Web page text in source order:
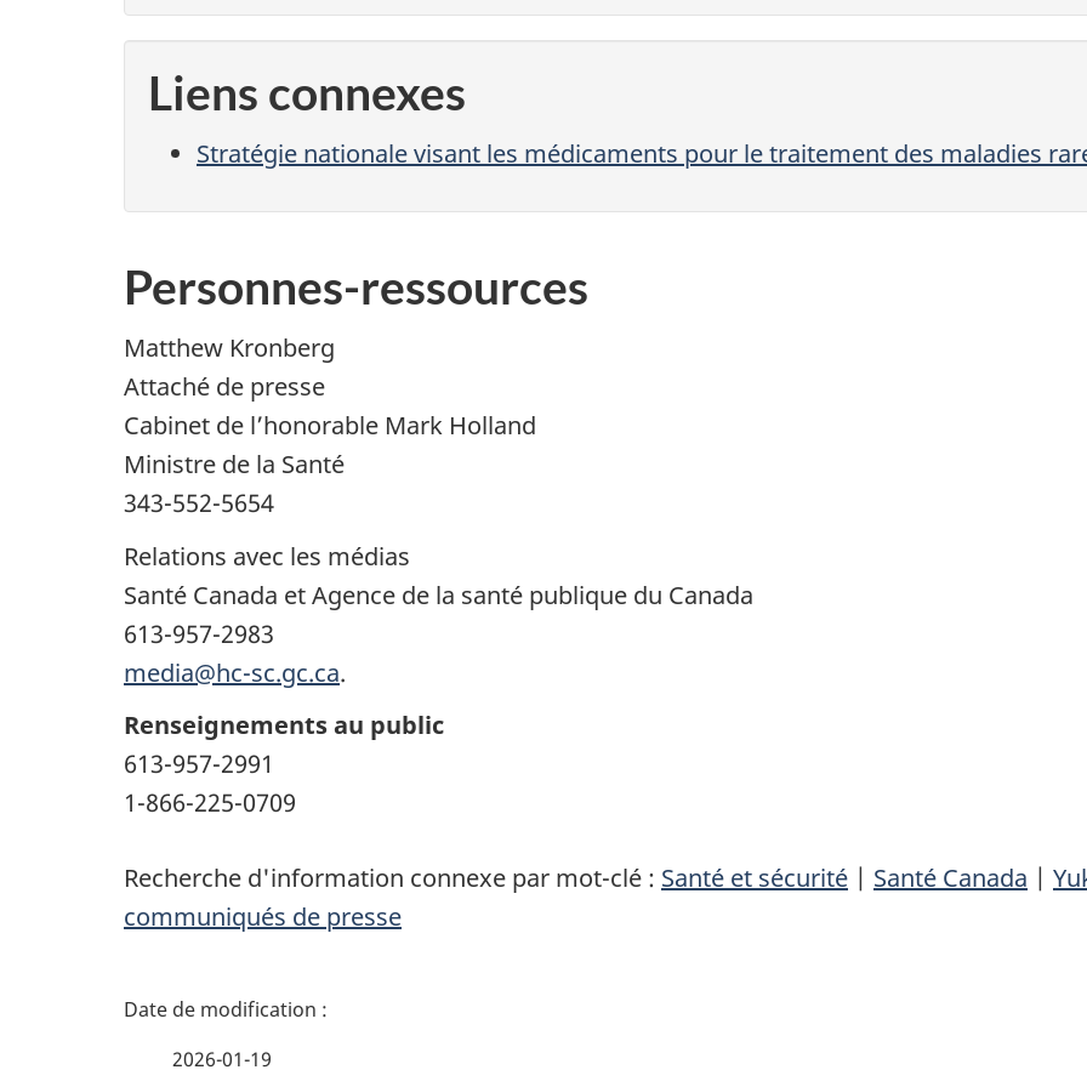
Liens connexes
Stratégie nationale visant les médicaments pour le traitement des maladies
Personnes-ressources
Matthew Kronberg
Attaché de presse
Cabinet de l’honorable Mark Holland
Ministre de la Santé
343-552-5654
Relations avec les médias
Santé Canada et Agence de la santé publique du Canada
613-957-2983
media@hc-sc.gc.ca.
Renseignements au public
613-957-2991
1-866-225-0709
Recherche d'information connexe par mot-clé : Santé et sécurité | Santé Canada |
communiqués de presse
D
2026-01-19